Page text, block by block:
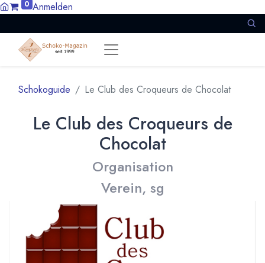
0 Anmelden
Schokoguide Le Club des Croqueurs de Chocolat
Le Club des Croqueurs de
Chocolat
Organisation
Verein, sg